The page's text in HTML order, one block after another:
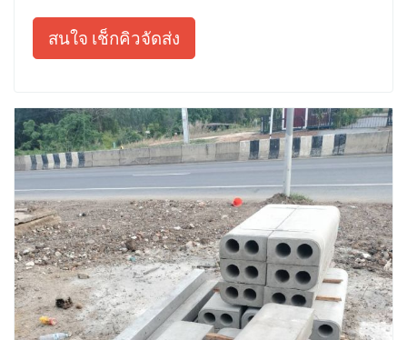
สนใจ เช็กคิวจัดส่ง